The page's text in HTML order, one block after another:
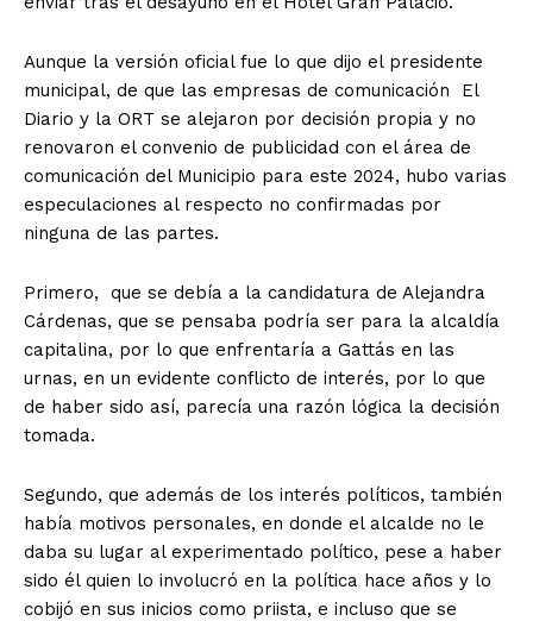
Aunque la versión oficial fue lo que dijo el presidente
municipal, de que las empresas de comunicación El
Diario y la ORT se alejaron por decisión propia y no
renovaron el convenio de publicidad con el área de
comunicación del Municipio para este 2024, hubo varias
especulaciones al respecto no confirmadas por
ninguna de las partes.
Primero, que se debía a la candidatura de Alejandra
Cárdenas, que se pensaba podría ser para la alcaldía
capitalina, por lo que enfrentaría a Gattás en las
urnas, en un evidente conflicto de interés, por lo que
de haber sido así, parecía una razón lógica la decisión
tomada.
Segundo, que además de los interés políticos, también
había motivos personales, en donde el alcalde no le
daba su lugar al experimentado político, pese a haber
sido él quien lo involucró en la política hace años y lo
cobijó en sus inicios como priista, e incluso que se